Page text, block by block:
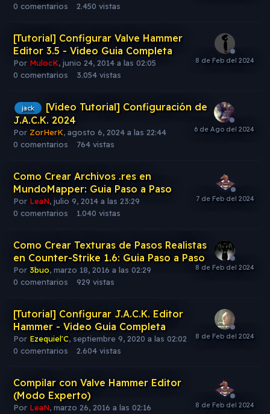
0 comentarios 2.450 vistas
[Tutorial] Configurar Valve Hammer
Editor 3.5 - Video Guia Completa
Por MulocK, junio 24, 2014 a las 02:05
0 comentarios 3.054 vistas
jack
[Video Tutorial] Configuración de
J.A.C.K. 2024
Por ZorHerK, agosto 6, 2024 a las 22:44
0 comentarios 764 vistas
Como Crear Archivos .res en
MundoMapper: Guia Paso a Paso
Por LeaN, julio 9, 2014 a las 23:29
0 comentarios 1.040 vistas
Como Crear Texturas de Pasos Realistas
en Counter-Strike 1.6: Guia Paso a Paso
Por 3buo, marzo 18, 2016 a las 02:29
0 comentarios 929 vistas
[Tutorial] Configurar J.A.C.K. Editor
Hammer - Video Guia Completa
Por Ezequiel'C, septiembre 9, 2020 a las 02:02
0 comentarios 2.604 vistas
Compilar con Valve Hammer Editor
(Modo Experto)
Por LeaN, marzo 26, 2016 a las 02:16